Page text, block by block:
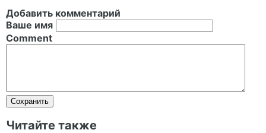
Добавить комментарий
Ваше имя
Comment
Читайте также